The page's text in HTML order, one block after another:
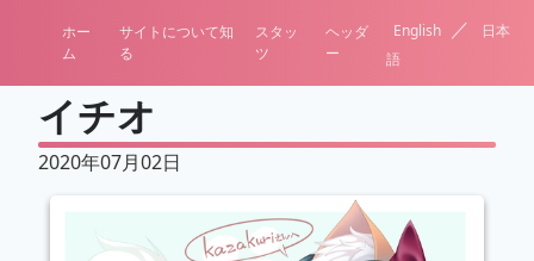
ホー
ム
サイトについて知
る
スタッ
ツ
ヘッダ
ー
English ／
日本
語
イチオ
2020年07月02日